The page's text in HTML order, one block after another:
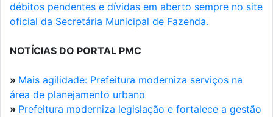
débitos pendentes e dívidas em aberto sempre no site
oficial da Secretária Municipal de Fazenda.
NOTÍCIAS DO PORTAL PMC
» Mais agilidade: Prefeitura moderniza serviços na
área de planejamento urbano
» Prefeitura moderniza legislação e fortalece a gestão